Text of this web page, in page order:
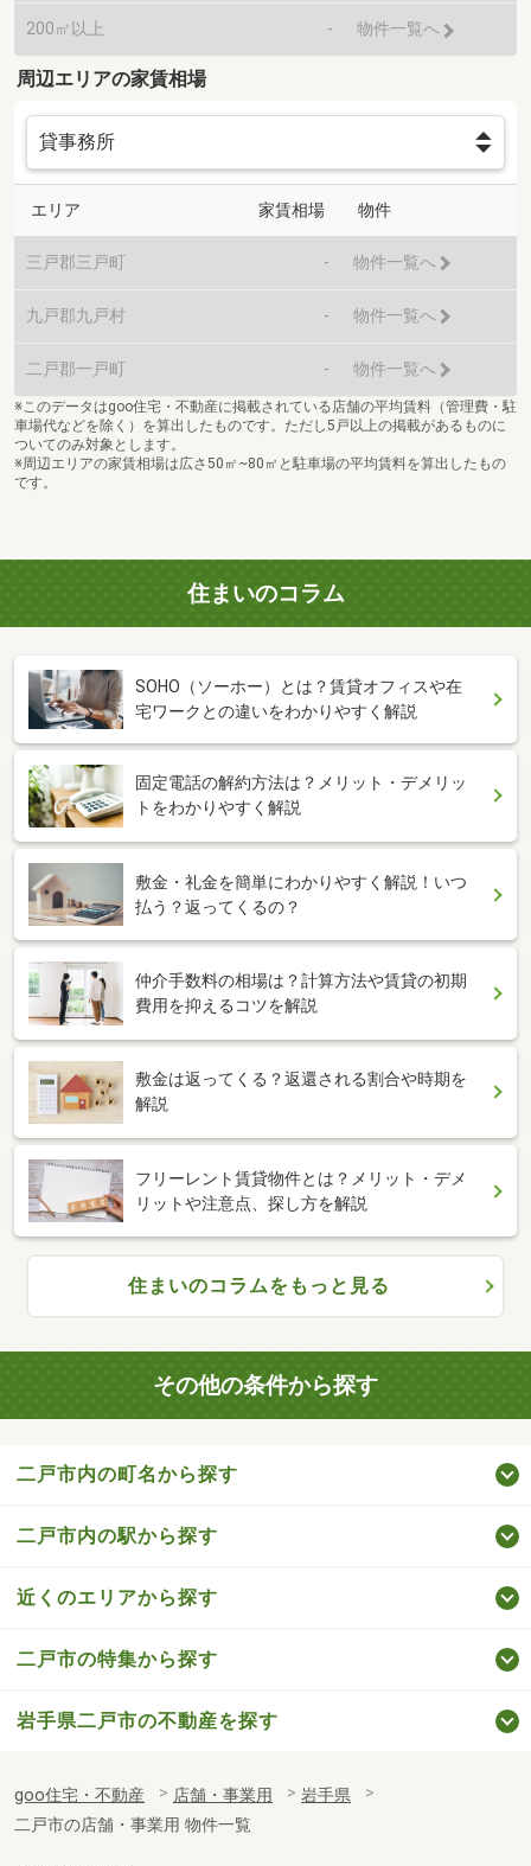
200㎡以上 - 物件一覧へ
周辺エリアの家賃相場
エリア 家賃相場 物件
三戸郡三戸町 - 物件一覧へ
九戸郡九戸村 - 物件一覧へ
二戸郡一戸町 - 物件一覧へ
※このデータはgoo住宅・不動産に掲載されている店舗の平均賃料（管理費・駐
車場代などを除く）を算出したものです。ただし5戸以上の掲載があるものに
ついてのみ対象とします。
※周辺エリアの家賃相場は広さ50㎡~80㎡と駐車場の平均賃料を算出したもの
です。
住まいのコラム
SOHO（ソーホー）とは？賃貸オフィスや在
宅ワークとの違いをわかりやすく解説
固定電話の解約方法は？メリット・デメリッ
トをわかりやすく解説
敷金・礼金を簡単にわかりやすく解説！いつ
払う？返ってくるの？
仲介手数料の相場は？計算方法や賃貸の初期
費用を抑えるコツを解説
敷金は返ってくる？返還される割合や時期を
解説
フリーレント賃貸物件とは？メリット・デメ
リットや注意点、探し方を解説
住まいのコラムをもっと見る
その他の条件から探す
二戸市内の町名から探す
二戸市内の駅から探す
近くのエリアから探す
二戸市の特集から探す
岩手県二戸市の不動産を探す
goo住宅・不動産 店舗・事業用
岩手県
二戸市の店舗・事業用 物件一覧